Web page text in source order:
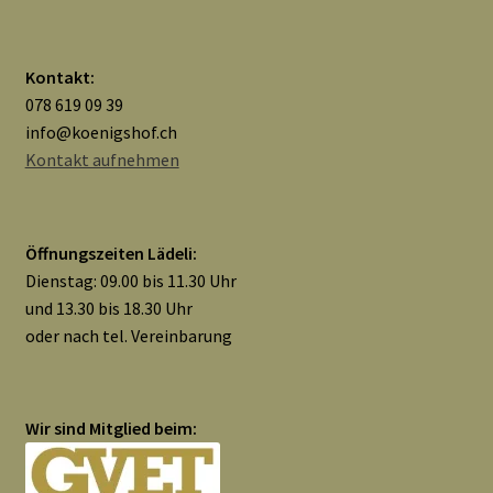
Zahlungsarten
Galerie
Kontakt:
078 619 09 39
info@koenigshof.ch
Kontakt aufnehmen
Öffnungszeiten Lädeli:
Dienstag: 09.00 bis 11.30 Uhr
und 13.30 bis 18.30 Uhr
oder nach tel. Vereinbarung
Wir sind Mitglied beim: